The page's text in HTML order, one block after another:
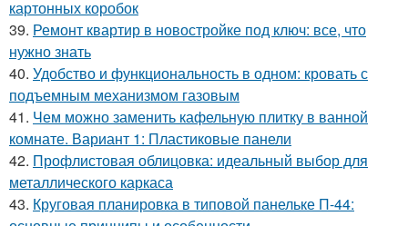
картонных коробок
39. Ремонт квартир в новостройке под ключ: все, что
нужно знать
40. Удобство и функциональность в одном: кровать с
подъемным механизмом газовым
41. Чем можно заменить кафельную плитку в ванной
комнате. Вариант 1: Пластиковые панели
42. Профлистовая облицовка: идеальный выбор для
металлического каркаса
43. Круговая планировка в типовой панельке П-44: